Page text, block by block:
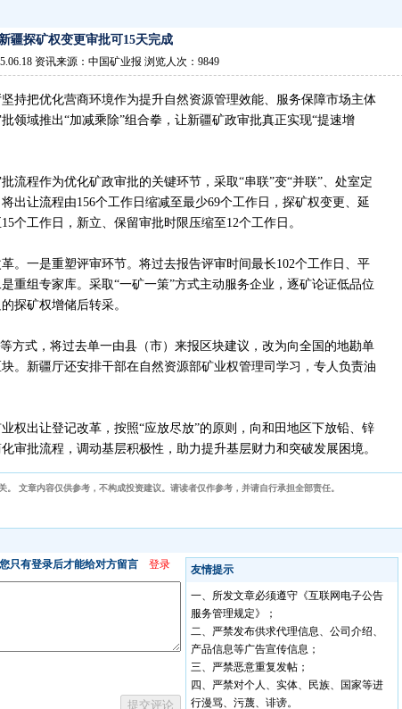
疆探矿权变更审批可15天完成
资讯来源：中国矿业报 浏览人次：9849
持把优化营商环境作为提升自然资源管理效能、服务保障市场主体
领域推出“加减乘除”组合拳，让新疆矿政审批真正实现“提速增
流程作为优化矿政审批的关键环节，采取“串联”变“并联”、处室定
出让流程由156个工作日缩减至最少69个工作日，探矿权变更、延
个工作日，新立、保留审批时限压缩至12个工作日。
。一是重塑评审环节。将过去报告评审时间最长102个工作日、平
重组专家库。采取“一矿一策”方式主动服务企业，逐矿论证低品位
探矿权增储后转采。
方式，将过去单一由县（市）来报区块建议，改为向全国的地勘单
。新疆厅还安排干部在自然资源部矿业权管理司学习，专人负责油
权出让登记改革，按照“应放尽放”的原则，向和田地区下放铅、锌
审批流程，调动基层积极性，助力提升基层财力和突破发展困境。
文章内容仅供参考，不构成投资建议。请读者仅作参考，并请自行承担全部责任。